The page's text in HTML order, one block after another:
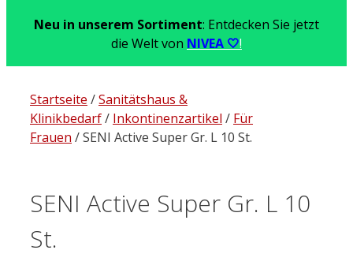
Neu in unserem Sortiment: Entdecken Sie jetzt
die Welt von NIVEA 🤍!
Startseite /Sanitätshaus &
Klinikbedarf/ Inkontinenzartikel / Für
Frauen / SENI Active Super Gr. L 10 St.
SENI Active Super Gr. L 10
St.